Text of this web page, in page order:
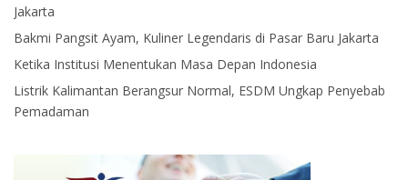
Jakarta
Bakmi Pangsit Ayam, Kuliner Legendaris di Pasar Baru Jakarta
Ketika Institusi Menentukan Masa Depan Indonesia
Listrik Kalimantan Berangsur Normal, ESDM Ungkap Penyebab
Pemadaman